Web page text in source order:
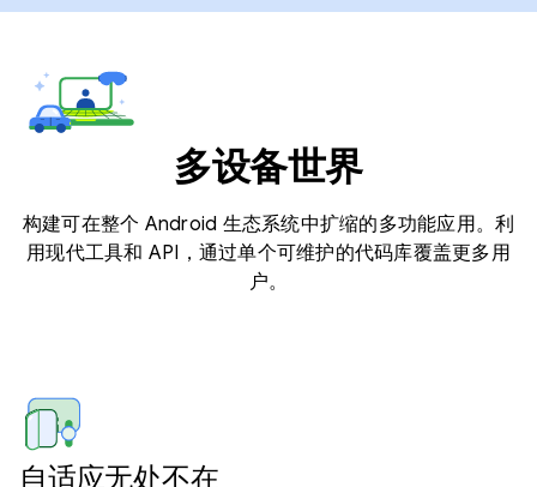
多设备世界
构建可在整个 Android 生态系统中扩缩的多功能应用。利
用现代工具和 API，通过单个可维护的代码库覆盖更多用
户。
自适应无处不在